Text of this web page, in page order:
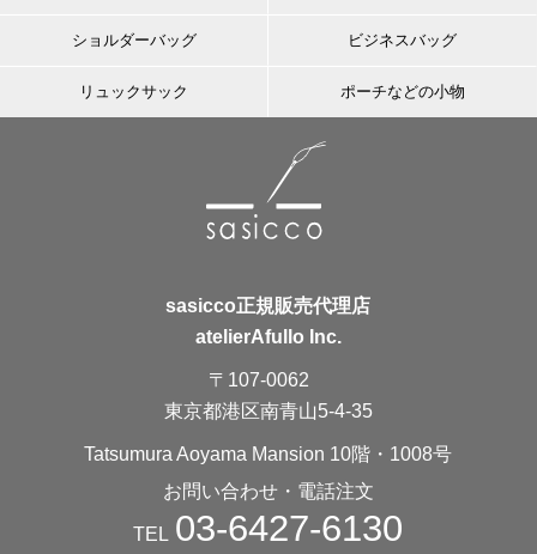
ショルダーバッグ ビジネスバッグ
リュックサック ポーチなどの小物
sasicco正規販売代理店
atelierAfullo Inc.
〒107-0062
東京都港区南青山5-4-35
Tatsumura Aoyama Mansion 10階・1008号
お問い合わせ・電話注文
TEL 03-6427-6130